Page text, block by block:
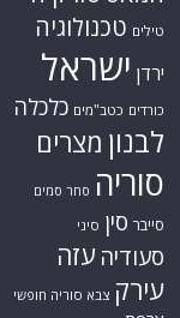
טילים טכנולוגיה
ירדן ישראל
כורדים כטב"מים כלכלה
לבנון מצרים
סוריה סחר סמים
סייבר סין סיני
סעודיה עזה
עירק צבא סוריה חופשי